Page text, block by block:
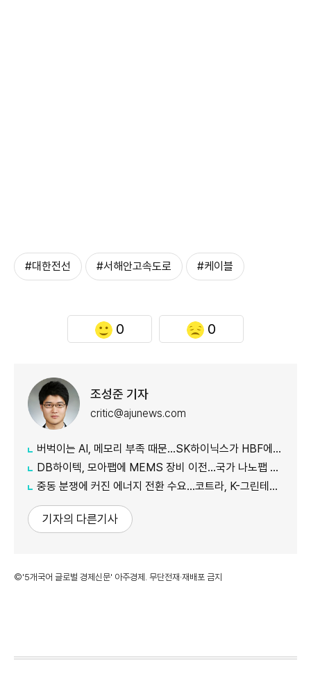
#대한전선 #서해안고속도로 #케이블
0 0
조성준 기자
critic@ajunews.com
버벅이는 AI, 메모리 부족 때문…SK하이닉스가 HBF에 집중하는 이유
DB하이텍, 모아팹에 MEMS 장비 이전…국가 나노팹 공정 지원
중동 분쟁에 커진 에너지 전환 수요…코트라, K-그린테크 수출길 넓힌다
기자의 다른기사
©'5개국어 글로벌 경제신문' 아주경제. 무단전재·재배포 금지